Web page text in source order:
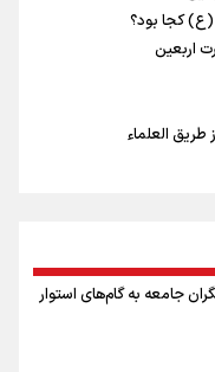
(ع) کجا بود؟
اربعین
طریق العلماء
اربعین
جامعه به گام‌های استوار